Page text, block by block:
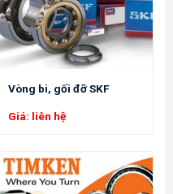
Vòng bi, gối đỡ SKF
Giá: liên hệ